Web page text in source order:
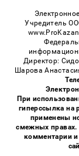
Учредитель
Директор:
Шарова
При
гиперссылка на
применены
смежных правах.
комментарии